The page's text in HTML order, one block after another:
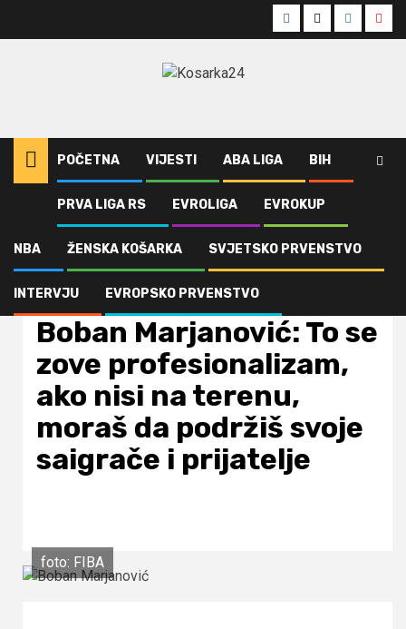
Facebook
Twitter
POČETNA VIJESTI ABA LIGA BIH
PRVA LIGA RS EVROLIGA EVROKUP
NBA ŽENSKA KOŠARKA SVJETSKO PRVENSTVO
INTERVJU EVROPSKO PRVENSTVO
NBA
Boban Marjanović: To se zove profesionalizam, ako nisi na terenu,
moraš da podržiš svoje saigrače i prijatelje
NBA Vijesti
Boban Marjanović: To se
zove profesionalizam,
ako nisi na terenu,
moraš da podržiš svoje
saigrače i prijatelje
foto: FIBA